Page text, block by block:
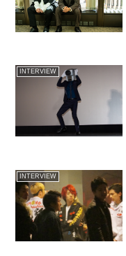
INTERVIEW
INTERVIEW